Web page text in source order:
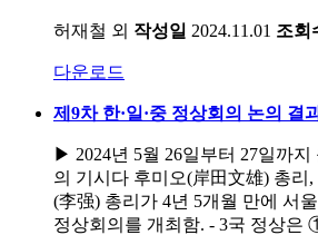
허재철 외 작성일 2024.11.01 조회
다운로드
제9차 한·일·중 정상회의 논의 결
▶ 2024년 5월 26일부터 27일까
의 기시다 후미오(岸田文雄) 총리
(李强) 총리가 4년 5개월 만에 서
정상회의를 개최함. - 3국 정상은